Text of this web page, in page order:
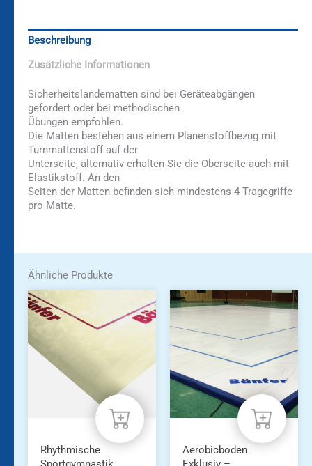
Beschreibung
Zusätzliche Informationen
Sicherheitslandematten sind bei Geräteabgängen
gefordert oder bei methodischen
Übungen empfohlen.
Die Matten bestehen aus einem Planenstoffbezug mit
Turnmattenstoff auf der
Unterseite, alternativ erhalten Sie die Oberseite auch mit
Elastikstoff. An den
Seiten der Matten befinden sich mindestens 4 Tragegriffe
pro Matte.
Ähnliche Produkte
Dieses
Produkt
weist
mehrere
Varianten
auf.
Produktseite
gewählt
Rhythmische
Aerobicboden